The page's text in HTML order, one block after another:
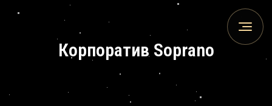
Корпоратив Soprano